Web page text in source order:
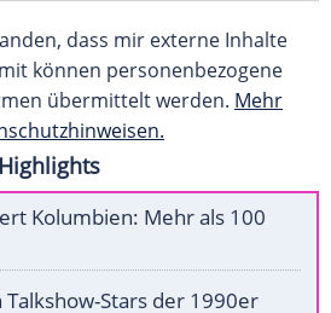
dass mir externe Inhalte
können personenbezogene
übermittelt werden. Mehr
Kolumbien: Mehr als 100
Talkshow-Stars der 1990er